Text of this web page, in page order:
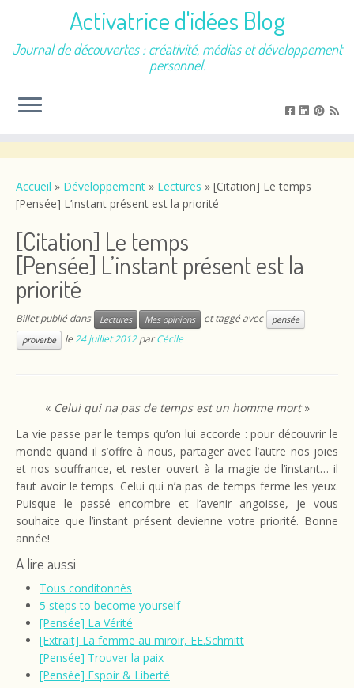
contenu
Activatrice d'idées Blog
Journal de découvertes : créativité, médias et développement
personnel.
Accueil » Développement » Lectures » [Citation] Le temps
[Pensée] L’instant présent est la priorité
[Citation] Le temps
[Pensée] L’instant présent est la
priorité
Billet publié dans Lectures Mes opinions et taggé avec
pensée
proverbe
le24 juillet 2012 parCécile
« Celui qui na pas de temps est un homme mort»
La vie passe par le temps qu’on lui accorde : pour découvrir le
monde quand il s’offre à nous, partager avec l’autre nos joies
et nos souffrance, et rester ouvert à la magie de l’instant… il
faut avoir le temps. Celui qui n’a pas de temps ferme les yeux.
Puisque le passé encombre et l’avenir angoisse, je vous
souhaite que l’instant présent devienne votre priorité. Bonne
année!
A lire aussi
Tous conditonnés
5 steps to become yourself
[Pensée] La Vérité
[Extrait] La femme au miroir, EE.Schmitt
[Pensée] Trouver la paix
[Pensée] Espoir & Liberté